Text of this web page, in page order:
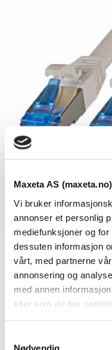
Maxeta AS
Vi bruker
annonser et personlig
mediefunksjoner og
dessuten informasjon
vårt, med partnerne
annonsering og
med annen
eller som de har
Se dokumenter
Dokumenter